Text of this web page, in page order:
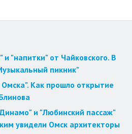
"напитки" от Чайковского. В
пикник"
Как прошло открытие
и "Любинский пассаж"
увидели Омск архитекторы